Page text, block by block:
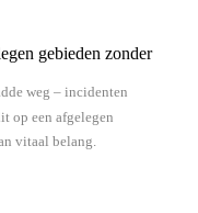
gebieden zonder
weg – incidenten
op een afgelegen
vitaal belang.